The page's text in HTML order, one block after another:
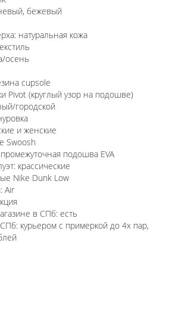
бежевый
натуральная кожа
осень
cupsole
Pivot (круглый узор на подошве)
городской
и женские
Swoosh
подошва EVA
крассические
Nike Dunk Low
Air
в СПб: есть
курьером с примеркой до 4х пар,